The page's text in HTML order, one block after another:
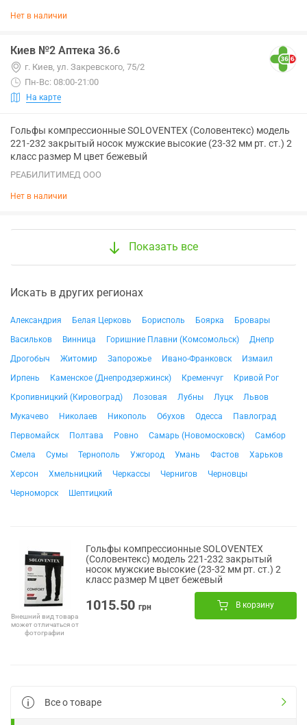
Нет в наличии
Киев №2 Аптека 36.6
г. Киев, ул. Закревского, 75/2
Пн-Вс: 08:00-21:00
На карте
Гольфы компрессионные SOLOVENTEX (Соловентекс) модель
221-232 закрытый носок мужские высокие (23-32 мм рт. ст.) 2
класс размер M цвет бежевый
РЕАБИЛИТИМЕД ООО
Нет в наличии
Показать все
Искать в других регионах
Александрия Белая Церковь Борисполь Боярка
Бровары
Васильков
Винница Горишние Плавни (Комсомольск)
Днепр
Дрогобыч
Житомир Запорожье Ивано-Франковск
Измаил
Ирпень
Каменское (Днепродзержинск) Кременчуг
Кривой Рог
Кропивницкий (Кировоград)
Лозовая Лубны Луцк
Львов
Мукачево
Николаев Никополь Обухов Одесса
Павлоград
Первомайск
Полтава Ровно Самарь (Новомосковск)
Самбор
Смела
Сумы Тернополь Ужгород Умань Фастов
Харьков
Херсон
Хмельницкий Черкассы Чернигов
Черновцы
Черноморск
Шептицкий
Внешний вид товара
может отличаться от
фотографии
Гольфы компрессионные SOLOVENTEX
(Соловентекс) модель 221-232 закрытый
носок мужские высокие (23-32 мм рт. ст.) 2
класс размер M цвет бежевый
1015.50 грн В корзину
Все о товаре